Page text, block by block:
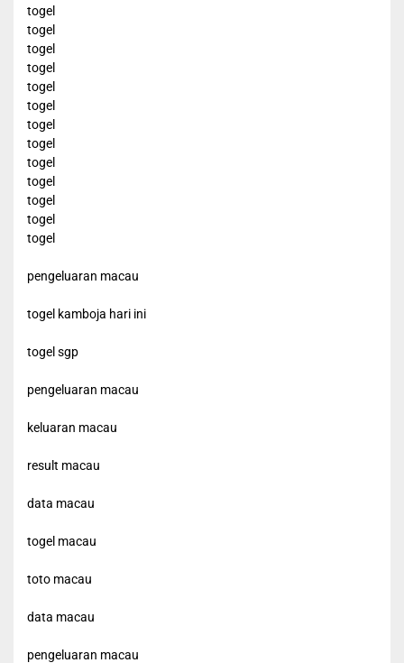
togel
togel
togel
togel
togel
togel
togel
togel
togel
togel
togel
togel
togel
pengeluaran macau
togel kamboja hari ini
togel sgp
pengeluaran macau
keluaran macau
result macau
data macau
togel macau
toto macau
data macau
pengeluaran macau